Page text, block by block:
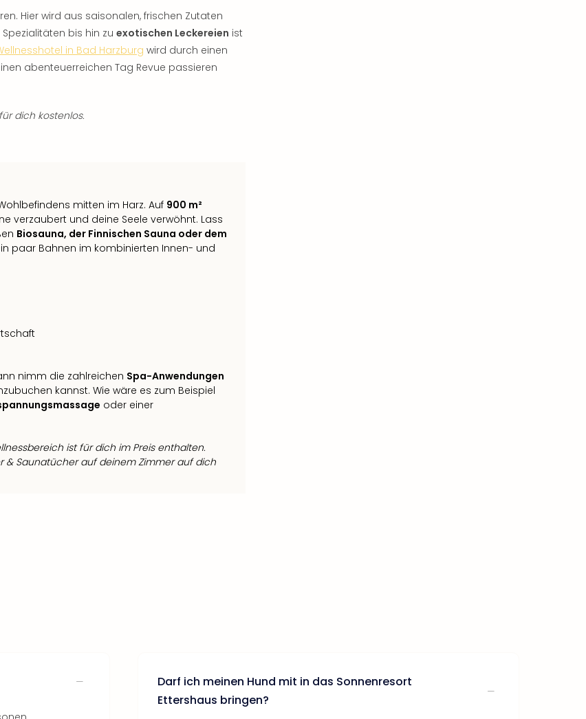
Hier wird aus saisonalen, frischen Zutaten
bis hin zu exotischen Leckereien ist
in Bad Harzburg wird durch einen
abenteuerreichen Tag Revue passieren
dich kostenlos.
mitten im Harz. Auf 900 m²
verzaubert und deine Seele verwöhnt. Lass
Biosauna, der Finnischen Sauna oder dem
paar Bahnen im kombinierten Innen- und
nimm die zahlreichen Spa-Anwendungen
kannst. Wie wäre es zum Beispiel
oder einer
ist für dich im Preis enthalten.
& Saunatücher auf deinem Zimmer auf dich
Darf ich meinen Hund mit in das Sonnenresort
Ettershaus bringen?